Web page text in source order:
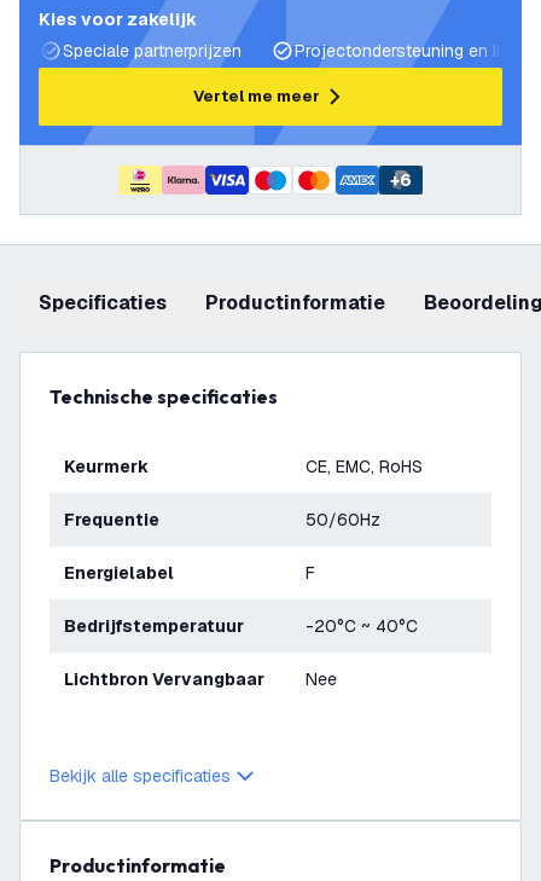
Kies voor zakelijk
Speciale partnerprijzen
Projectondersteuning en
Vertel me meer
+6
Specificaties productinformatie
Technische specificaties
Keurmerk CE, EMC, RoHS
Frequentie 50/60Hz
Energielabel F
Bedrijfstemperatuur -20°C ~ 40°C
Lichtbron Vervangbaar Nee
Bekijk alle specificaties
productinformatie